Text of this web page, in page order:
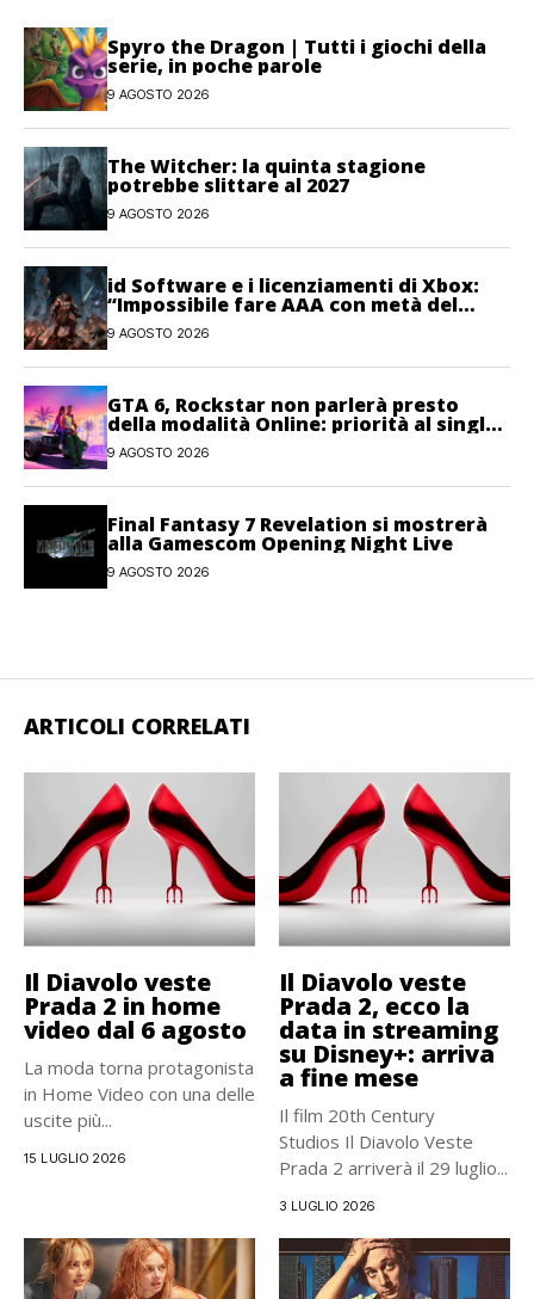
Spyro the Dragon | Tutti i giochi della
serie, in poche parole
9 AGOSTO 2026
The Witcher: la quinta stagione
potrebbe slittare al 2027
9 AGOSTO 2026
id Software e i licenziamenti di Xbox:
“Impossibile fare AAA con metà del
personale”
9 AGOSTO 2026
GTA 6, Rockstar non parlerà presto
della modalità Online: priorità al single-
player
9 AGOSTO 2026
Final Fantasy 7 Revelation si mostrerà
alla Gamescom Opening Night Live
9 AGOSTO 2026
ARTICOLI CORRELATI
Il Diavolo veste
Prada 2 in home
video dal 6 agosto
La moda torna protagonista
in Home Video con una delle
uscite più...
15 LUGLIO 2026
Il Diavolo veste
Prada 2, ecco la
data in streaming
su Disney+: arriva
a fine mese
Il film 20th Century
Studios Il Diavolo Veste
Prada 2 arriverà il 29 luglio...
3 LUGLIO 2026